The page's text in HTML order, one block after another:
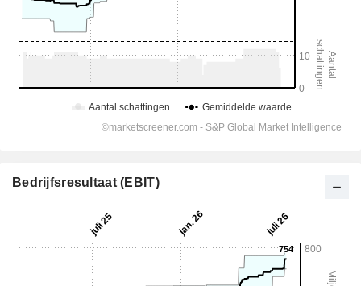
Bedrijfsresultaat (EBIT)